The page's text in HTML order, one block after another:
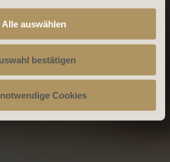
Alle auswählen
bestätigen
Cookies